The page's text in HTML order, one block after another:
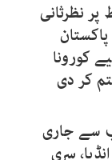
نظرثانی
کورونا
کر دی
سے جاری
سری